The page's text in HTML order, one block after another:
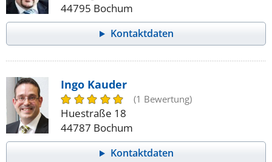
44795 Bochum
Kontaktdaten
Ingo Kauder
(1 Bewertung)
Huestraße 18
44787 Bochum
Kontaktdaten